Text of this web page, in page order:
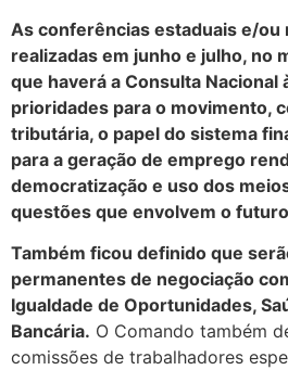
As conferências estaduais e/ou
realizadas em junho e julho, no
que haverá a Consulta Nacional
prioridades para o movimento,
tributária, o papel do sistema
para a geração de emprego
democratização e uso dos
questões que envolvem o
Também ficou definido que
permanentes de negociação
Igualdade de Oportunidades,
Bancária. O Comando também
comissões de trabalhadores